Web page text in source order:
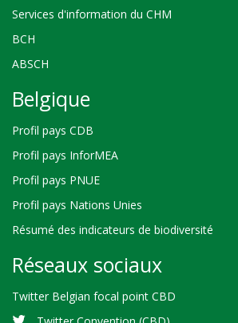
Services d'information du CHM
BCH
ABSCH
Belgique
Profil pays CDB
Profil pays InforMEA
Profil pays PNUE
Profil pays Nations Unies
Résumé des indicateurs de biodiversité
Réseaux sociaux
Twitter Belgian focal point CBD